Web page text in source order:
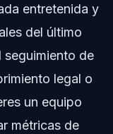
entretenida y
del último
seguimiento de
legal o
un equipo
métricas de